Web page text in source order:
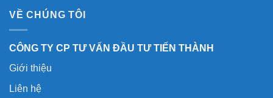
VỀ CHÚNG TÔI
CÔNG TY CP TƯ VẤN ĐẦU TƯ TIẾN THÀNH
Giới thiệu
Liên hệ